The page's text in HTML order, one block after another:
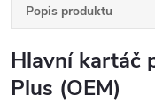
Popis produktu
Hlavní kartáč
Plus (OEM)